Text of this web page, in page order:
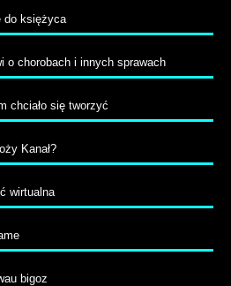
do księżyca
o chorobach i innych sprawach
chciało się tworzyć
Kanał?
wirtualna
bigoz